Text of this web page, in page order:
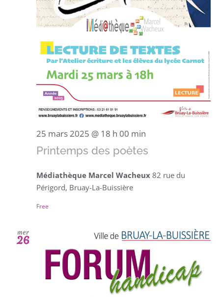
25 mars 2025 @ 18 h 00 min
Printemps des poètes
Médiathèque Marcel Wacheux 82 rue du
Périgord, Bruay-La-Buissière
Free
mer
26